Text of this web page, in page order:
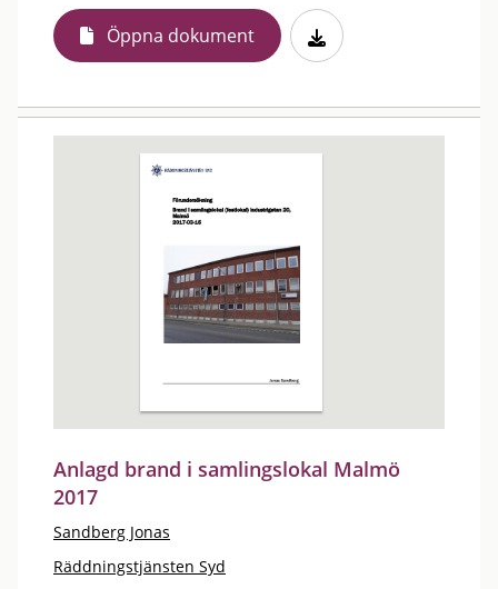
Öppna dokument
Anlagd brand i samlingslokal Malmö
2017
Sandberg Jonas
Räddningstjänsten Syd